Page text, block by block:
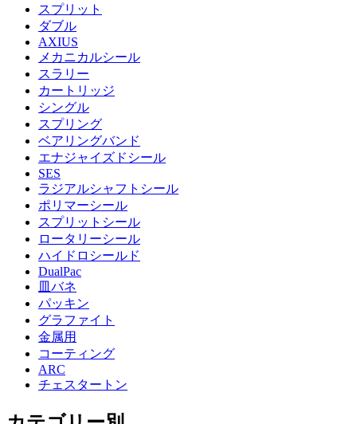
スプリット
ダブル
AXIUS
メカニカルシール
スラリー
カートリッジ
シングル
スプリング
ベアリングバンド
エナジャイズドシール
SES
ラジアルシャフトシール
ポリマーシール
スプリットシール
ロータリーシール
ハイドロシールド
DualPac
皿バネ
パッキン
グラファイト
金属用
コーティング
ARC
チェスタートン